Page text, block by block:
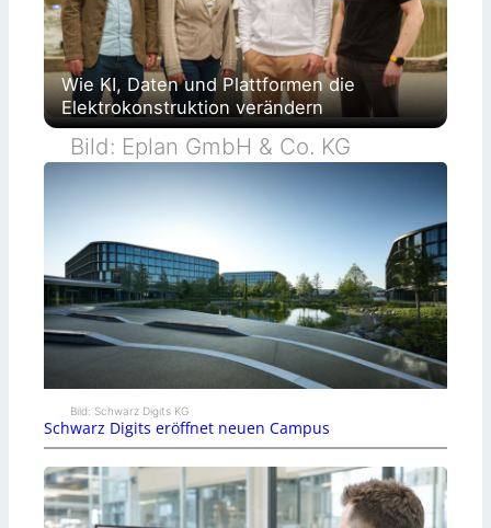
Wie KI, Daten und Plattformen die
Elektrokonstruktion verändern
Bild: Eplan GmbH & Co. KG
Bild: Schwarz Digits KG
Schwarz Digits eröffnet neuen Campus